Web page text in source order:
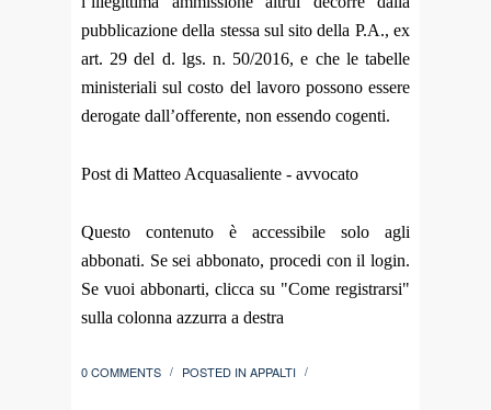
pubblicazione della stessa sul sito della P.A., ex
art. 29 del d. lgs. n. 50/2016, e che le tabelle
ministeriali sul costo del lavoro possono essere
derogate dall’offerente, non essendo cogenti.
Post di Matteo Acquasaliente - avvocato
Questo contenuto è accessibile solo agli
abbonati. Se sei abbonato, procedi con il login.
Se vuoi abbonarti, clicca su "Come registrarsi"
sulla colonna azzurra a destra
0 COMMENTS / POSTED IN APPALTI /